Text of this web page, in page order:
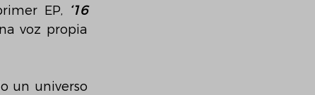
EP, ‘16
voz propia
un universo